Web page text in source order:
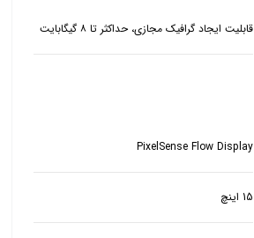
قابلیت ایجاد گرافیک مجازی، حداکثر تا ۸ گیگابایت
PixelSense Flow Display
15 اینچ